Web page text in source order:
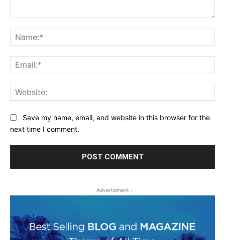
Save my name, email, and website in this browser for the
next time I comment.
- Advertisment -